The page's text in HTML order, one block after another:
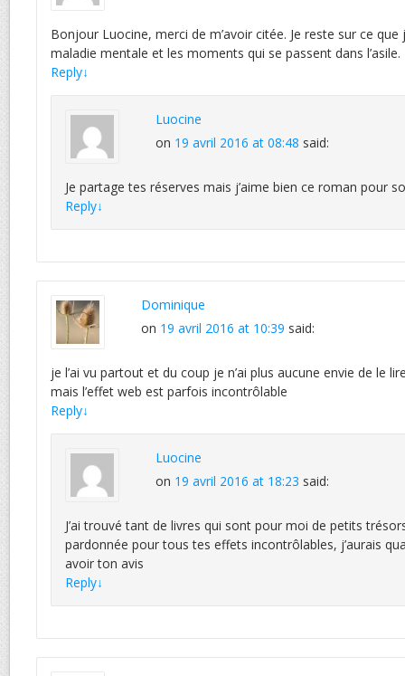
Bonjour Luocine, merci de m’avoir citée. Je reste sur ce que
maladie mentale et les moments qui se passent dans
Reply↓
Luocine
on 19 avril 2016 at 08:48 said:
Je partage tes réserves mais j’aime bien ce roman pour
Reply↓
Dominique
on 19 avril 2016 at 10:39 said:
je l’ai vu partout et du coup je n’ai plus aucune envie de le
mais l’effet web est parfois incontrôlable
Reply↓
Luocine
on 19 avril 2016 at 18:23 said:
J’ai trouvé tant de livres qui sont pour moi de petits
pardonnée pour tous tes effets incontrôlables, j’aurais
avoir ton avis
Reply↓